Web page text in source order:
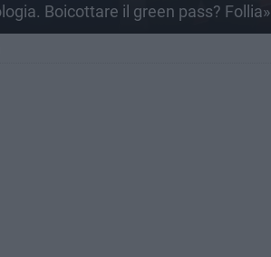
Boicottare il green pass? Follia»